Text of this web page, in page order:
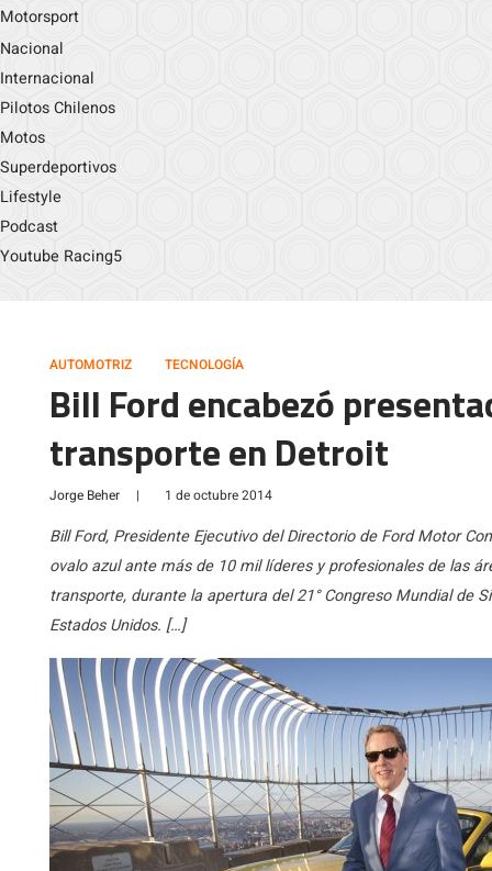
Motorsport
Nacional
Internacional
Pilotos Chilenos
Motos
Superdeportivos
Lifestyle
Podcast
Youtube Racing5
AUTOMOTRIZ TECNOLOGÍA
Bill Ford encabezó
transporte en Detroit
Jorge Beher | 1 de octubre 2014
Bill Ford, Presidente Ejecutivo del Directorio de Ford Motor
ovalo azul ante más de 10 mil líderes y profesionales de las
transporte, durante la apertura del 21° Congreso Mundial de
Estados Unidos. […]